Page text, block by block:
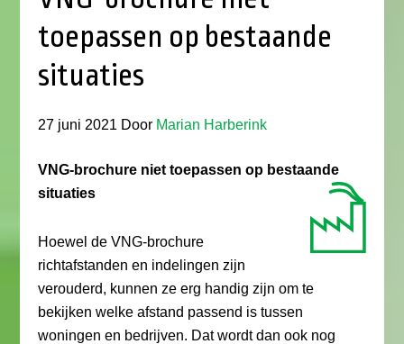
toepassen op bestaande
situaties
27 juni 2021 Door Marian Harberink
VNG-brochure niet toepassen op bestaande
situaties
Hoewel de VNG-brochure
richtafstanden en indelingen zijn
verouderd, kunnen ze erg handig zijn om te
bekijken welke afstand passend is tussen
woningen en bedrijven. Dat wordt dan ook nog